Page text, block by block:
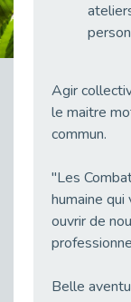
Publié le 29/04/
Publié le 27/04/
Mobilisation
Agir
le maitre
commun.
"Les
humaine
ouvrir de
Belle